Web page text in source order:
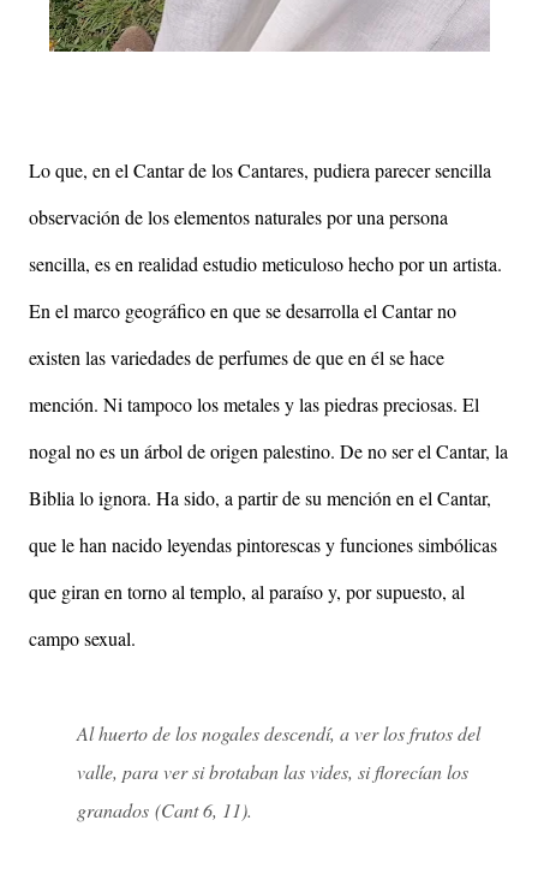
Lo que, en el Cantar de los Cantares, pudiera parecer sencilla
observación de los elementos naturales por una persona
sencilla, es en realidad estudio meticuloso hecho por un artista.
En el marco geográfico en que se desarrolla el Cantar no
existen las variedades de perfumes de que en él se hace
mención. Ni tampoco los metales y las piedras preciosas. El
nogal no es un árbol de origen palestino. De no ser el Cantar, la
Biblia lo ignora. Ha sido, a partir de su mención en el Cantar,
que le han nacido leyendas pintorescas y funciones simbólicas
que giran en torno al templo, al paraíso y, por supuesto, al
campo sexual.
Al huerto de los nogales descendí, a ver los frutos del
valle, para ver si brotaban las vides, si florecían los
granados (Cant 6, 11).